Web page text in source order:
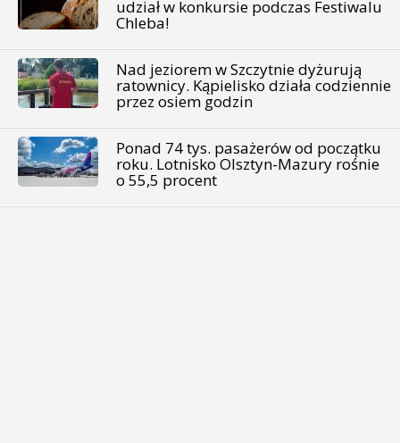
udział w konkursie podczas Festiwalu
Chleba!
Nad jeziorem w Szczytnie dyżurują
ratownicy. Kąpielisko działa codziennie
przez osiem godzin
Ponad 74 tys. pasażerów od początku
roku. Lotnisko Olsztyn-Mazury rośnie
o 55,5 procent